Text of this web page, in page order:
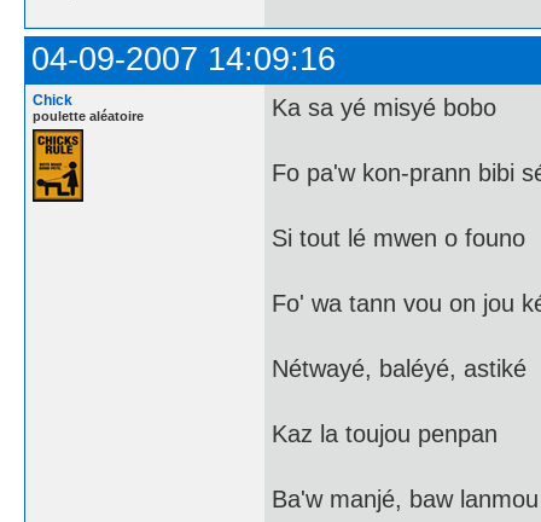
04-09-2007 14:09:16
Chick
poulette aléatoire Ka sa yé misyé bobo
Fo pa'w kon-prann bibi
Si tout lé mwen o founo
Fo' wa tann vou on jou
Nétwayé, baléyé, astiké
Kaz la toujou penpan
Ba'w manjé, baw lanmou